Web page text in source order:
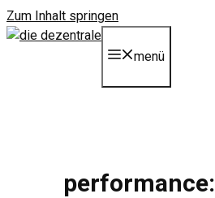
Zum Inhalt springen
menü
performance: